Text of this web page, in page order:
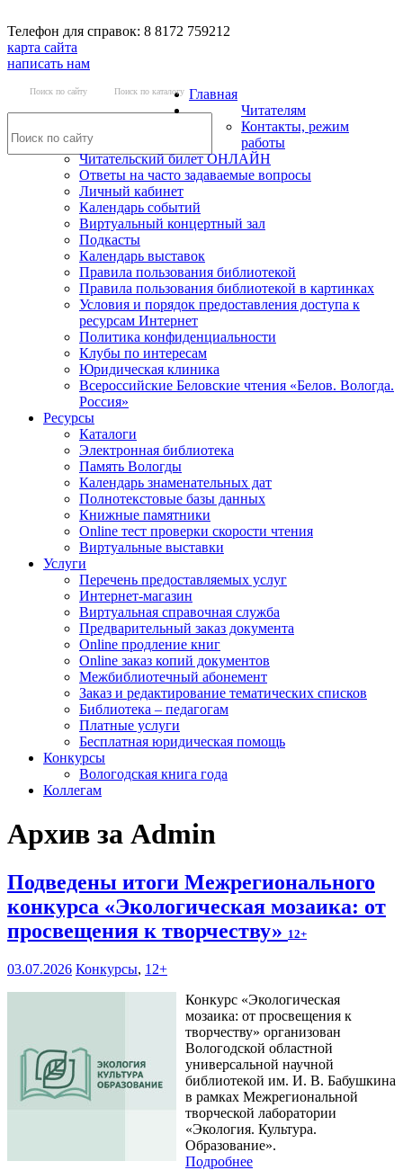
Телефон для справок: 8 8172 759212
карта сайта
написать нам
Поиск по сайту Поиск по каталогу Главная
Читателям
Контакты, режим
работы
Читательский билет ОНЛАЙН
Ответы на часто задаваемые вопросы
Личный кабинет
Календарь событий
Виртуальный концертный зал
Подкасты
Календарь выставок
Правила пользования библиотекой
Правила пользования библиотекой в картинках
Условия и порядок предоставления доступа к
ресурсам Интернет
Политика конфиденциальности
Клубы по интересам
Юридическая клиника
Всероссийские Беловские чтения «Белов. Вологда.
Россия»
Ресурсы
Каталоги
Электронная библиотека
Память Вологды
Календарь знаменательных дат
Полнотекстовые базы данных
Книжные памятники
Online тест проверки скорости чтения
Виртуальные выставки
Услуги
Перечень предоставляемых услуг
Интернет-магазин
Виртуальная справочная служба
Предварительный заказ документа
Online продление книг
Online заказ копий документов
Межбиблиотечный абонемент
Заказ и редактирование тематических списков
Библиотека – педагогам
Платные услуги
Бесплатная юридическая помощь
Конкурсы
Вологодская книга года
Коллегам
Архив за Admin
Подведены итоги Межрегионального
конкурса «Экологическая мозаика: от
просвещения к творчеству» 12+
03.07.2026 Конкурсы, 12+
Конкурс «Экологическая
мозаика: от просвещения к
творчеству» организован
Вологодской областной
универсальной научной
библиотекой им. И. В. Бабушкина
в рамках Межрегиональной
творческой лаборатории
«Экология. Культура.
Образование».
Подробнее